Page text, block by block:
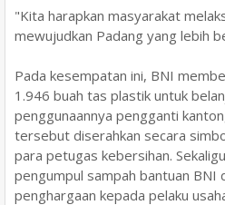
"Kita harapkan masyarakat
mewujudkan Padang yang lebih
Pada kesempatan ini, BNI
1.946 buah tas plastik untuk
penggunaannya pengganti
tersebut diserahkan secara
para petugas kebersihan.
pengumpul sampah bantuan BNI
penghargaan kepada pelaku